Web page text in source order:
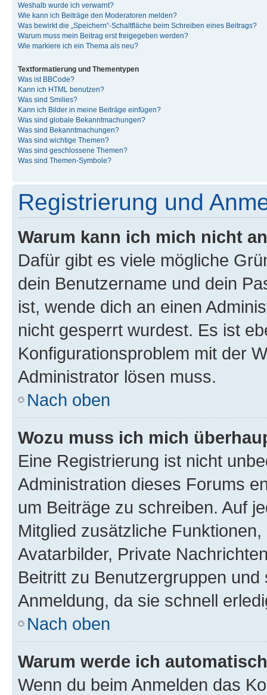
Weshalb wurde ich verwarnt?
Wie kann ich Beiträge den Moderatoren melden?
Was bewirkt die „Speichern“-Schaltfläche beim Schreiben eines Beitrags?
Warum muss mein Beitrag erst freigegeben werden?
Wie markiere ich ein Thema als neu?
Textformatierung und Thementypen
Was ist BBCode?
Kann ich HTML benutzen?
Was sind Smilies?
Kann ich Bilder in meine Beiträge einfügen?
Was sind globale Bekanntmachungen?
Was sind Bekanntmachungen?
Was sind wichtige Themen?
Was sind geschlossene Themen?
Was sind Themen-Symbole?
Registrierung und
Warum kann ich mich nicht
Dafür gibt es viele mögliche
dein Benutzername und dein
ist, wende dich an einen
nicht gesperrt wurdest. Es ist
Konfigurationsproblem mit der
Administrator lösen muss.
Nach oben
Wozu muss ich mich
Eine Registrierung ist nicht
Administration dieses Forums
um Beiträge zu schreiben. Auf
Mitglied zusätzliche
Avatarbilder, Private
Beitritt zu Benutzergruppen
Anmeldung, da sie schnell
Nach oben
Warum werde ich
Wenn du beim Anmelden das